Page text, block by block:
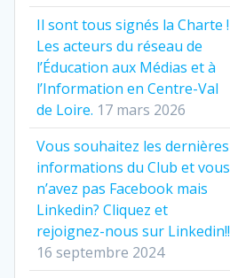
Il sont tous signés la Charte !
Les acteurs du réseau de
l’Éducation aux Médias et à
l’Information en Centre-Val
de Loire. 17 mars 2026
Vous souhaitez les dernières
informations du Club et vous
n’avez pas Facebook mais
Linkedin? Cliquez et
rejoignez-nous sur Linkedin!!
16 septembre 2024